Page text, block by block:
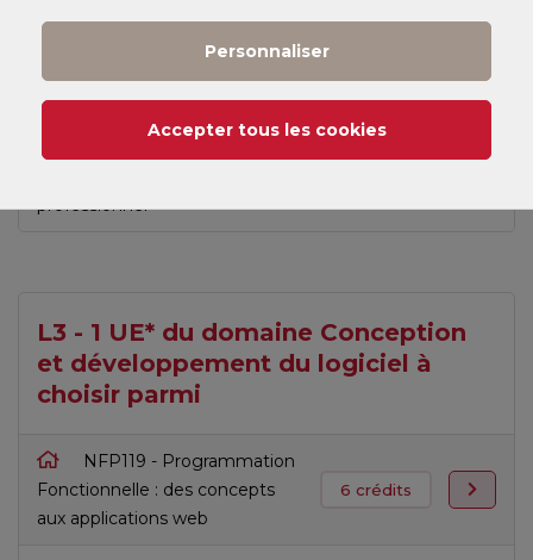
professionnel
L3 - 1 UE* du domaine Conception
et développement du logiciel à
choisir parmi
NFP119 - Programmation
Fonctionnelle : des concepts
aux applications web
6 crédits
Personnaliser
Accepter tous les cookies